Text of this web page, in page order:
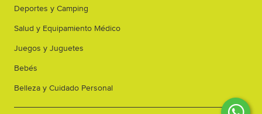
Deportes y Camping
Salud y Equipamiento Médico
Juegos y Juguetes
Bebés
Belleza y Cuidado Personal